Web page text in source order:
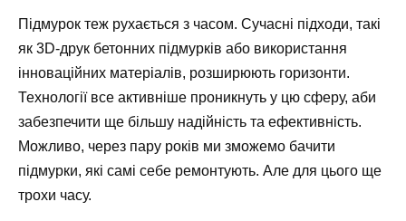
Підмурок теж рухається з часом. Сучасні підходи, такі
як 3D-друк бетонних підмурків або використання
інноваційних матеріалів, розширюють горизонти.
Технології все активніше проникнуть у цю сферу, аби
забезпечити ще більшу надійність та ефективність.
Можливо, через пару років ми зможемо бачити
підмурки, які самі себе ремонтують. Але для цього ще
трохи часу.